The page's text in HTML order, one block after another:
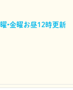
•金曜お昼12時更新